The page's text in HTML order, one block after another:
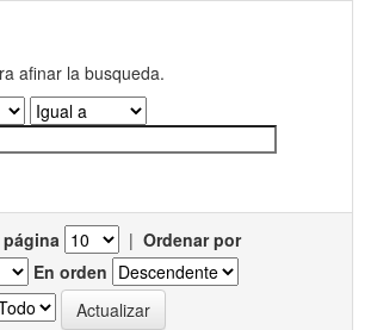
afinar la busqueda.
| Ordenar por
En orden